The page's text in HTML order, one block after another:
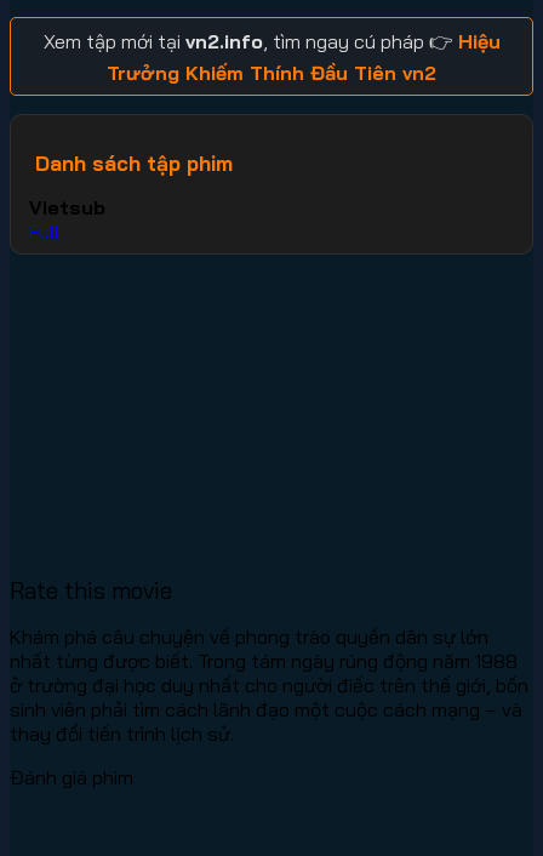
Xem tập mới tại vn2.info, tìm ngay cú pháp 👉 Hiệu
Trưởng Khiếm Thính Đầu Tiên vn2
Danh sách tập phim
Vietsub
Full
Rate this movie
Khám phá câu chuyện về phong trào quyền dân sự lớn
nhất từng được biết. Trong tám ngày rúng động năm 1988
ở trường đại học duy nhất cho người điếc trên thế giới, bốn
sinh viên phải tìm cách lãnh đạo một cuộc cách mạng – và
thay đổi tiến trình lịch sử.
Đánh giá phim